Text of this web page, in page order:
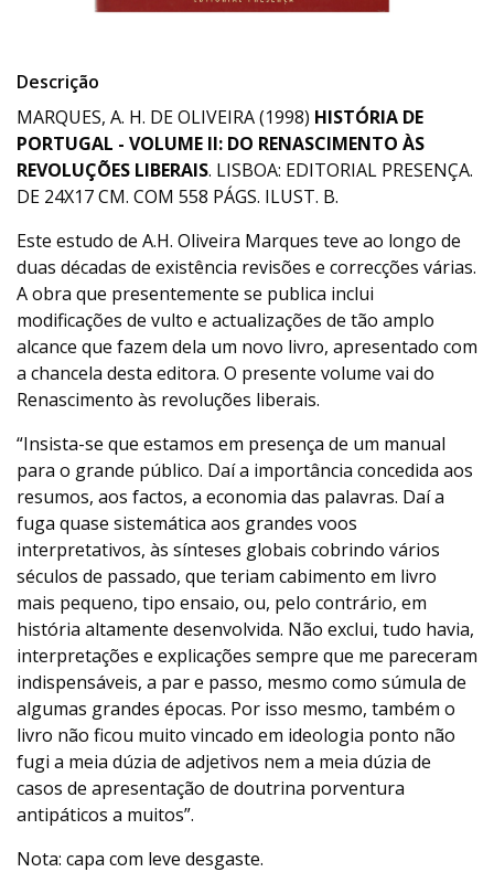
Descrição
MARQUES, A. H. DE OLIVEIRA (1998) HISTÓRIA DE
PORTUGAL - VOLUME II: DO RENASCIMENTO ÀS
REVOLUÇÕES LIBERAIS. LISBOA: EDITORIAL PRESENÇA.
DE 24X17 CM. COM 558 PÁGS. ILUST. B.
Este estudo de A.H. Oliveira Marques teve ao longo de
duas décadas de existência revisões e correcções várias.
A obra que presentemente se publica inclui
modificações de vulto e actualizações de tão amplo
alcance que fazem dela um novo livro, apresentado com
a chancela desta editora. O presente volume vai do
Renascimento às revoluções liberais.
“Insista-se que estamos em presença de um manual
para o grande público. Daí a importância concedida aos
resumos, aos factos, a economia das palavras. Daí a
fuga quase sistemática aos grandes voos
interpretativos, às sínteses globais cobrindo vários
séculos de passado, que teriam cabimento em livro
mais pequeno, tipo ensaio, ou, pelo contrário, em
história altamente desenvolvida. Não exclui, tudo havia,
interpretações e explicações sempre que me pareceram
indispensáveis, a par e passo, mesmo como súmula de
algumas grandes épocas. Por isso mesmo, também o
livro não ficou muito vincado em ideologia ponto não
fugi a meia dúzia de adjetivos nem a meia dúzia de
casos de apresentação de doutrina porventura
antipáticos a muitos”.
Nota: capa com leve desgaste.